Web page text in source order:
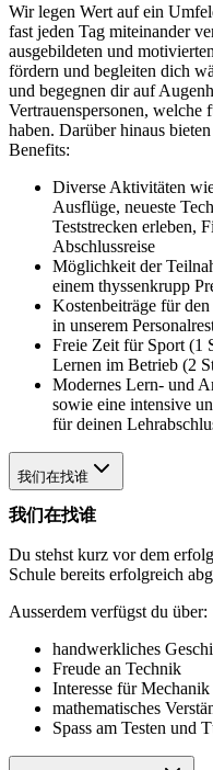
Wir legen Wert auf ein
fast jeden Tag miteinander
ausgebildeten und
fördern und begleiten dich
und begegnen dir auf
Vertrauenspersonen,
haben. Darüber hinaus
Benefits:
Diverse Aktivitäten
Ausflüge, neueste
Teststrecken erleben,
Abschlussreise
Möglichkeit der
einem thyssenkrupp
Kostenbeiträge für
in unserem
Freie Zeit für Sport (1
Lernen im Betrieb (2
Modernes Lern- und
sowie eine intensive
für deinen
我们在找谁
我们在找谁
Du stehst kurz vor dem
Schule bereits erfolgreich
Ausserdem verfügst du über:
handwerkliches
Freude an Technik
Interesse für
mathematisches
Spass am Testen und